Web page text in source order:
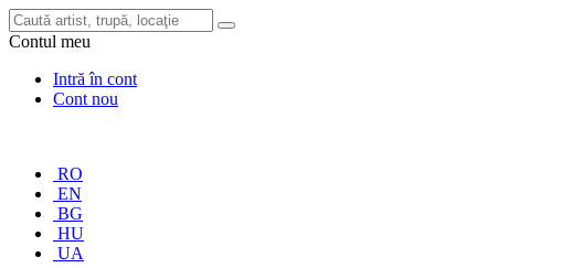
Contul meu
Intră în cont
Cont nou
RO
EN
BG
HU
UA